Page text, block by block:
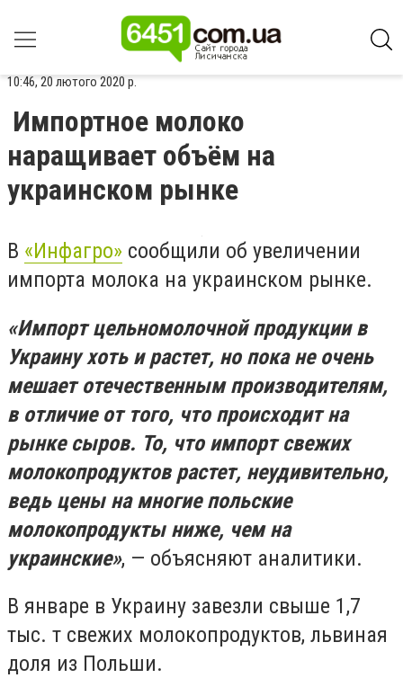
10:46, 20 лютого 2020 р.
Импортное молоко
наращивает объём на
украинском рынке
В «Инфагро» сообщили об увеличении
импорта молока на украинском рынке.
«Импорт цельномолочной продукции в
Украину хоть и растет, но пока не очень
мешает отечественным производителям,
в отличие от того, что происходит на
рынке сыров. То, что импорт свежих
молокопродуктов растет, неудивительно,
ведь цены на многие польские
молокопродукты ниже, чем на
украинские», — объясняют аналитики.
В январе в Украину завезли свыше 1,7
тыс. т свежих молокопродуктов, львиная
доля из Польши.